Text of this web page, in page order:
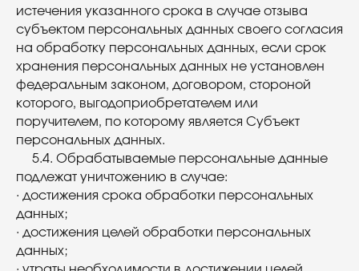
истечения указанного срока в случае отзыва
субъектом персональных данных своего согласия
на обработку персональных данных, если срок
хранения персональных данных не установлен
федеральным законом, договором, стороной
которого, выгодоприобретателем или
поручителем, по которому является Субъект
персональных данных.
5.4. Обрабатываемые персональные данные
подлежат уничтожению в случае:
· достижения срока обработки персональных
данных;
· достижения целей обработки персональных
данных;